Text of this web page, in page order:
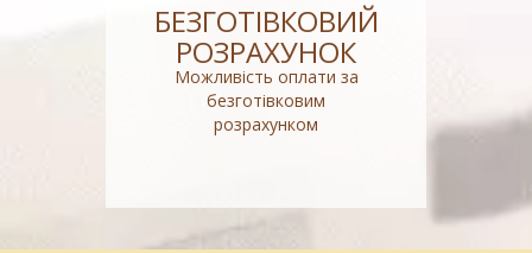
БЕЗГОТІВКОВИЙ
РОЗРАХУНОК
Можливість оплати за
безготівковим
розрахунком